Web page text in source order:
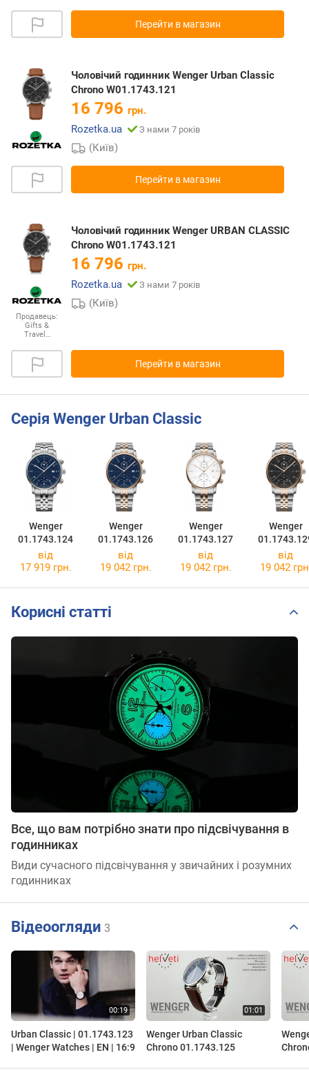
Перейти в магазин
Чоловічий годинник Wenger Urban Classic
Chrono W01.1743.121
16 796 грн.
Rozetka.ua
З нами 7 років
(Київ)
Перейти в магазин
Продавець:
Gifts &
Travel…
Чоловічий годинник Wenger URBAN CLASSIC
Chrono W01.1743.121
16 796 грн.
Rozetka.ua
З нами 7 років
(Київ)
Перейти в магазин
Серія Wenger Urban Classic
Wenger
01.1743.124
Wenger
01.1743.126
Wenger
01.1743.127
Wenger
від
17 919 грн.
від
19 042 грн.
від
19 042 грн.
від
19 042
Корисні статті
Все, що вам потрібно знати про підсвічування в
годинниках
Види сучасного підсвічування у звичайних і розумних
годинниках
Відеоогляди 3
Urban Classic | 01.1743.123
| Wenger Watches | EN | 16:9
Wenger Urban Classic
Chrono 01.1743.125